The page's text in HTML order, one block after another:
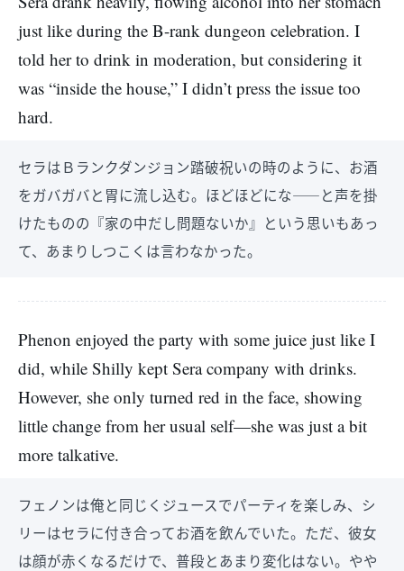
just like during the B-rank dungeon celebration. I
told her to drink in moderation, but considering it
was “inside the house,” I didn’t press the issue too
hard.
セラはＢランクダンジョン踏破祝いの時のように、お酒
をガバガバと胃に流し込む。ほどほどにな――と声を掛
けたものの『家の中だし問題ないか』という思いもあっ
て、あまりしつこくは言わなかった。
Phenon enjoyed the party with some juice just like I
did, while Shilly kept Sera company with drinks.
However, she only turned red in the face, showing
little change from her usual self—she was just a bit
more talkative.
フェノンは俺と同じくジュースでパーティを楽しみ、シ
リーはセラに付き合ってお酒を飲んでいた。ただ、彼女
は顔が赤くなるだけで、普段とあまり変化はない。やや